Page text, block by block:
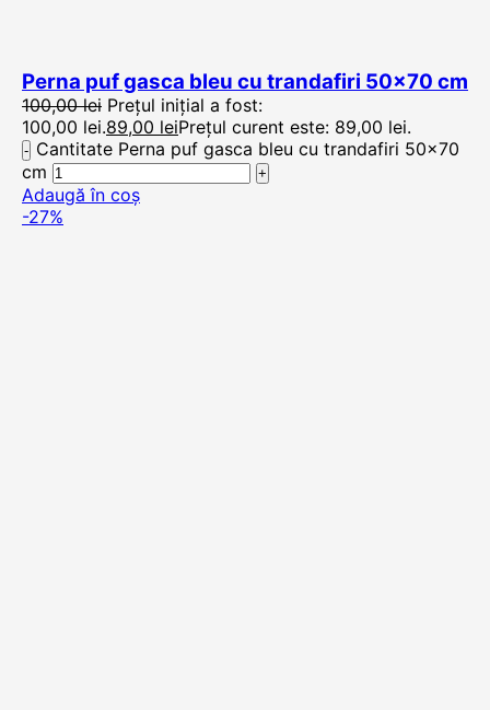
Perna puf gasca bleu cu trandafiri 50×70 cm
100,00lei Prețul inițial a fost:
100,00 lei.89,00 leiPrețul curent este: 89,00 lei.
Cantitate Perna puf gasca bleu cu trandafiri 50x70
cm
Adaugă în coș
-27%